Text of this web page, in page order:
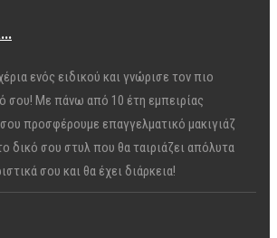
ενός ειδικού και γνώρισε τον πιο
σου! Με πάνω από 10 έτη εμπειρίας
προσφέρουμε επαγγελματικό μακιγιάζ
δικό σου στυλ που θα ταιριάζει απόλυτα
σου και θα έχει διάρκεια!